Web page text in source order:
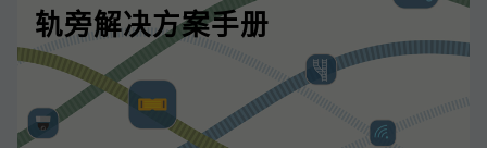
轨旁解决方案手册